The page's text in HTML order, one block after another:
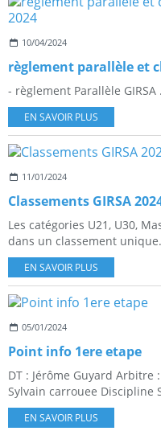
10/04/2024
- règlement Parallèle GIRSA
EN SAVOIR PLUS
11/01/2024
Classements GIRSA
Les catégories U21, U30,
dans un classement
EN SAVOIR PLUS
05/01/2024
Point info 1ere etape
DT : Jérôme Guyard
Sylvain carrouee Discipline
EN SAVOIR PLUS